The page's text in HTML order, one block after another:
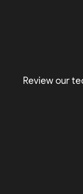
Review our